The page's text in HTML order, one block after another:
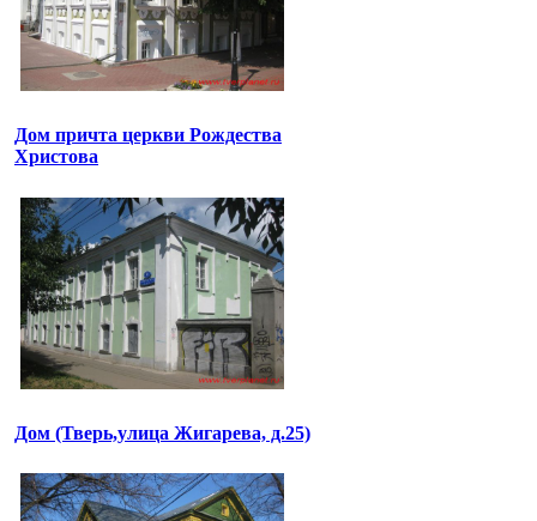
Дом причта церкви Рождества
Христова
Дом (Тверь,улица Жигарева, д.25)